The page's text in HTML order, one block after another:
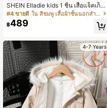
SHEIN Elladie kids 1 ชิ้น เสื้อแจ็คเก็ตกั
นหนาวสำหรับเด็กผู้หญิงใหม่ สีชมพูลา
ยดอกไม้ บุด้วยผ้ากันหนาว มีซิป เอวยืด
หยุ่น และมีฮู้ด หนาและอุ่น สไตล์ลำลอง
ย แฟชั่นเรียบง่าย กันหนาว
#4 ขายดี ใน สีชมพู เสื้อผ้าชั้นนอกสำหรับเด็กผู้หญิง
฿489
4-7 Years